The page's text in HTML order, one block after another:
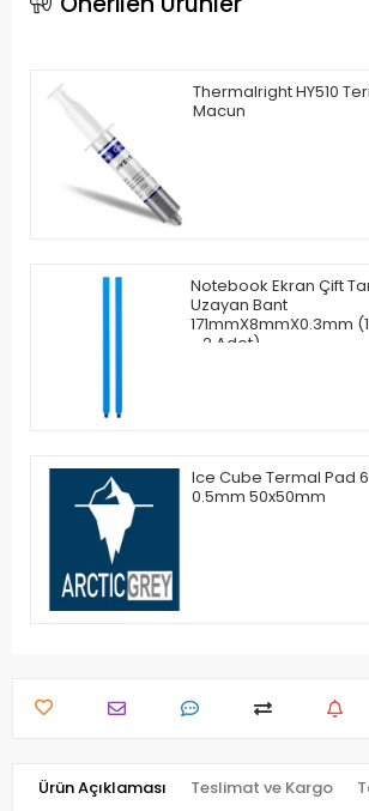
Thermalright HY510
Macun
Notebook Ekran Çift
Uzayan Bant
171mmX8mmX0.3mm (1
- 2 Adet)
Ice Cube Termal Pad
0.5mm 50x50mm
Ürün Açıklaması Teslimat ve Kargo